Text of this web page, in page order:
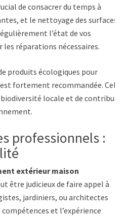
de consacrer du temps à
et le nettoyage des surfaces.
l’état de vos
réparations nécessaires.
produits écologiques pour
fortement recommandée. Cela
locale et de contribuer
professionnels :
extérieur maison
être judicieux de faire appel à
jardiniers, ou architectes
et l’expérience